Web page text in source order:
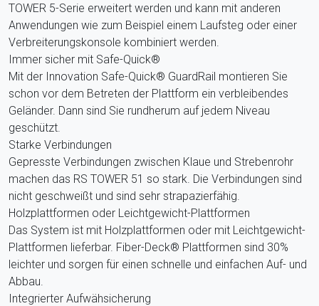
TOWER 5-Serie erweitert werden und kann mit anderen
Anwendungen wie zum Beispiel einem Laufsteg oder einer
Verbreiterungskonsole kombiniert werden.
Immer sicher mit Safe-Quick®
Mit der Innovation Safe-Quick® GuardRail montieren Sie
schon vor dem Betreten der Plattform ein verbleibendes
Geländer. Dann sind Sie rundherum auf jedem Niveau
geschützt.
Starke Verbindungen
Gepresste Verbindungen zwischen Klaue und Strebenrohr
machen das RS TOWER 51 so stark. Die Verbindungen sind
nicht geschweißt und sind sehr strapazierfähig.
Holzplattformen oder Leichtgewicht-Plattformen
Das System ist mit Holzplattformen oder mit Leichtgewicht-
Plattformen lieferbar. Fiber-Deck® Plattformen sind 30%
leichter und sorgen für einen schnelle und einfachen Auf- und
Abbau.
Integrierter Aufwähsicherung